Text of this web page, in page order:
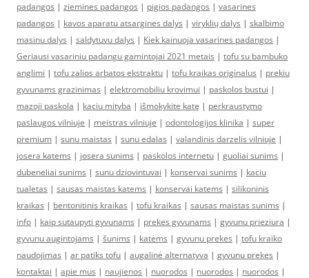
padangos | ziemines padangos | pigios padangos | vasarines
padangos | kavos aparatu atsargines dalys | viryklių dalys | skalbimo
masinu dalys | saldytuvu dalys | Kiek kainuoja vasarines padangos |
Geriausi vasariniu padangu gamintojai 2021 metais | tofu su bambuko
anglimi | tofu zalios arbatos ekstraktu | tofu kraikas originalus | prekiu
gyvunams grazinimas | elektromobiliu krovimui | paskolos bustui |
mazoji paskola | kaciu mityba | išmokykite katę | perkraustymo
paslaugos vilniuje | meistras vilniuje | odontologijos klinika | super
premium | sunu maistas | sunu edalas | valandinis darzelis vilniuje |
josera katems | josera sunims | paskolos internetu | guoliai sunims |
dubeneliai sunims | sunu dziovintuvai | konservai sunims | kaciu
tualetas | sausas maistas katems | konservai katems | silikoninis
kraikas | bentonitinis kraikas | tofu kraikas | sausas maistas sunims |
info | kaip sutaupyti gyvunams | prekes gyvunams | gyvunu prieziura |
gyvunu augintojams | šunims | katėms | gyvunu prekes | tofu kraiko
naudojimas | ar patiks tofu | augalinė alternatyva | gyvunu prekes |
kontaktai | apie mus | naujienos | nuorodos | nuorodos | nuorodos |